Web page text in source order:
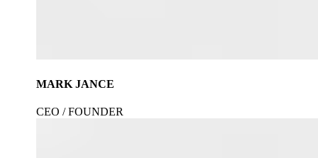
MARK JANCE
CEO / FOUNDER